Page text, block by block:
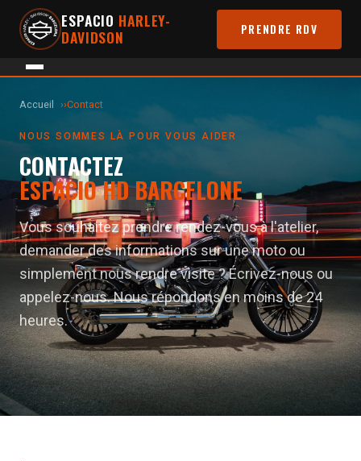
ESPACIO HARLEY-
DAVIDSON
PRENDRE RDV
Accueil ›Contact
NOUS SOMMES LÀ POUR VOUS AIDER
CONTACTEZ
ESPACIO HD BARCELONE
Vous souhaitez prendre rendez-vous à l'atelier,
demander des informations sur une moto ou
simplement nous rendre visite ? Écrivez-nous ou
appelez-nous. Nous répondons en moins de 24
heures.